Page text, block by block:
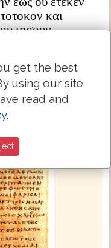
και
ιησουν
get the best
using our site
read and
.